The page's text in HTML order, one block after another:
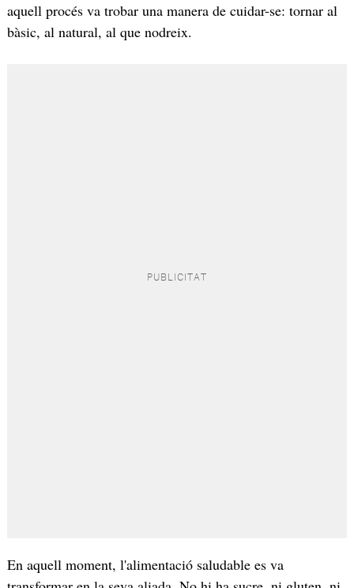
aquell procés va trobar una manera de cuidar-se: tornar al
bàsic, al natural, al que nodreix.
En aquell moment, l'alimentació saludable es va